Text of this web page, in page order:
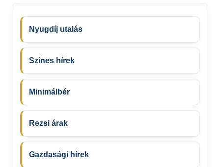
Nyugdíj utalás
Színes hírek
Minimálbér
Rezsi árak
Gazdasági hírek